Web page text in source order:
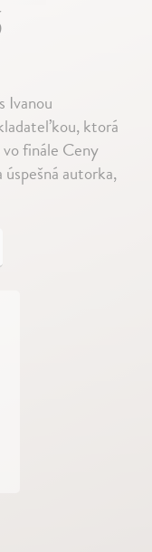
Ivanou
ktorá
finále Ceny
autorka,